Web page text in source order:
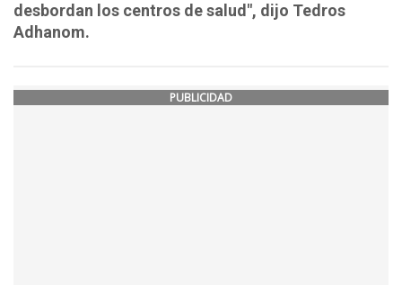
desbordan los centros de salud", dijo Tedros
Adhanom.
PUBLICIDAD